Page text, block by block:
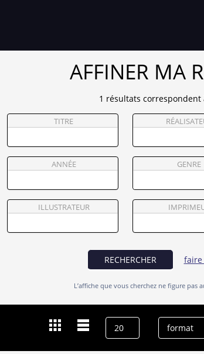
AFFINER MA
1 résultats correspondent
TITRE
ANNÉE GENRE
ILLUSTRATEUR
RECHERCHER faire
L’affiche que vous cherchez ne figure pas